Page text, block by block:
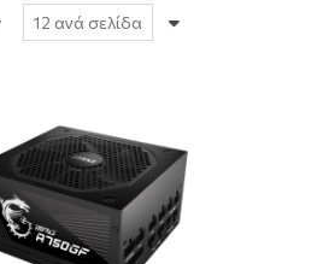
12 ανά σελίδα